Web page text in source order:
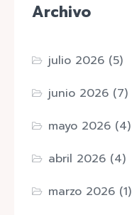
Archivo
julio 2026 (5)
junio 2026 (7)
mayo 2026 (4)
abril 2026 (4)
marzo 2026 (1)